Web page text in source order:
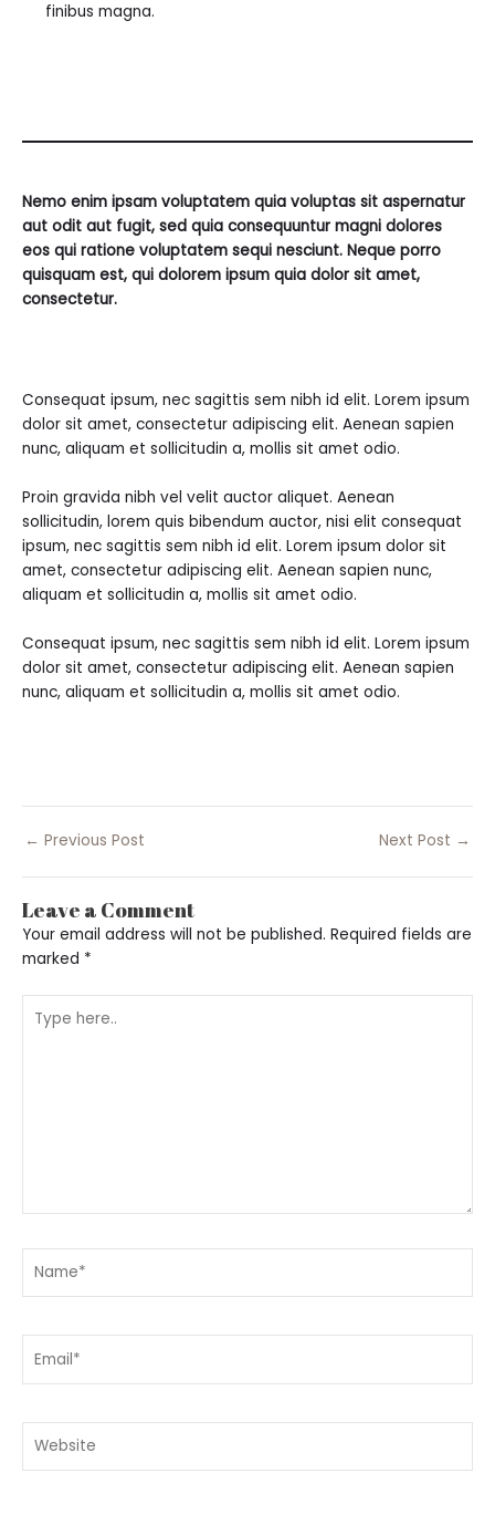
finibus magna.
Nemo enim ipsam voluptatem quia voluptas sit aspernatur
aut odit aut fugit, sed quia consequuntur magni dolores
eos qui ratione voluptatem sequi nesciunt. Neque porro
quisquam est, qui dolorem ipsum quia dolor sit amet,
consectetur.
Consequat ipsum, nec sagittis sem nibh id elit. Lorem ipsum
dolor sit amet, consectetur adipiscing elit. Aenean sapien
nunc, aliquam et sollicitudin a, mollis sit amet odio.
Proin gravida nibh vel velit auctor aliquet. Aenean
sollicitudin, lorem quis bibendum auctor, nisi elit consequat
ipsum, nec sagittis sem nibh id elit. Lorem ipsum dolor sit
amet, consectetur adipiscing elit. Aenean sapien nunc,
aliquam et sollicitudin a, mollis sit amet odio.
Consequat ipsum, nec sagittis sem nibh id elit. Lorem ipsum
dolor sit amet, consectetur adipiscing elit. Aenean sapien
nunc, aliquam et sollicitudin a, mollis sit amet odio.
← Previous Post Next Post →
Leave a Comment
Your email address will not be published. Required fields are
marked *
here..